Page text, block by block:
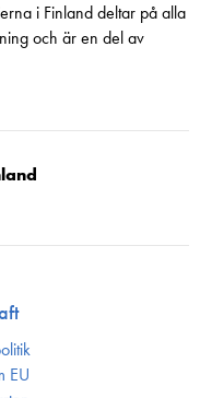
i Finland deltar på alla
och är en del av
EU